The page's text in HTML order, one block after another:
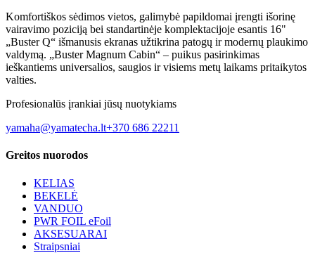
Komfortiškos sėdimos vietos, galimybė papildomai įrengti išorinę
vairavimo poziciją bei standartinėje komplektacijoje esantis 16"
„Buster Q“ išmanusis ekranas užtikrina patogų ir modernų plaukimo
valdymą. „Buster Magnum Cabin“ – puikus pasirinkimas
ieškantiems universalios, saugios ir visiems metų laikams pritaikytos
valties.
Profesionalūs įrankiai jūsų nuotykiams
yamaha@yamatecha.lt+370 686 22211
Greitos nuorodos
KELIAS
BEKELĖ
VANDUO
PWR FOIL eFoil
AKSESUARAI
Straipsniai